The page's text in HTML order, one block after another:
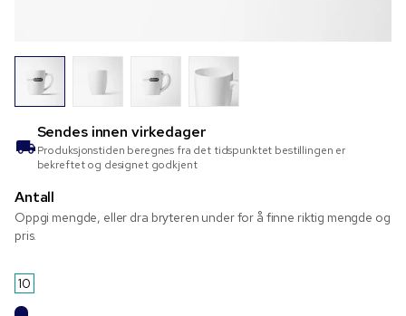
Sendes innen virkedager
Produksjonstiden beregnes fra det tidspunktet bestillingen er
bekreftet og designet godkjent
Antall
Oppgi mengde, eller dra bryteren under for å finne riktig mengde og
pris.
10